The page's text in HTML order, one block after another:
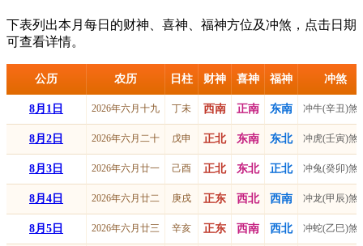
下表列出本月每日的财神、喜神、福神方位及冲煞，点击日期
可查看详情。
公历 农历 日柱 财神 喜神 福神 冲煞
8月1日 2026年六月十九 丁未 西南 正南 东南 冲牛(辛丑)煞
8月2日 2026年六月二十 戊申 正北 东南 东北 冲虎(壬寅)煞
8月3日 2026年六月廿一 己酉 正北 东北 正北 冲兔(癸卯)煞
8月4日 2026年六月廿二 庚戌 正东 西北 西南 冲龙(甲辰)煞
8月5日 2026年六月廿三 辛亥 正东 西南 西北 冲蛇(乙巳)煞